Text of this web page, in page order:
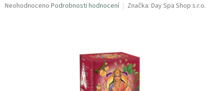
Průměrné
Neohodnoceno Podrobnosti hodnocení Značka: Day Spa Shop s.r.o.